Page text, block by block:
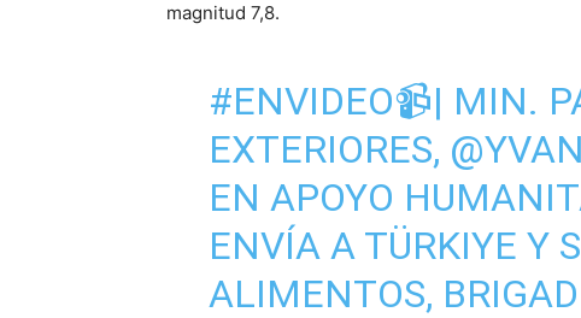
magnitud 7,8.
#ENVIDEO📹| MIN.
EXTERIORES,
EN APOYO
ENVÍA A TÜRKIYE Y
ALIMENTOS,